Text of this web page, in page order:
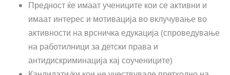
Предност ќе имаат учениците кои се активни и
имаат интерес и мотивација во вклучување во
активности на врсничка едукација (спроведување
на работилници за детски права и
антидискриминација кај соучениците)